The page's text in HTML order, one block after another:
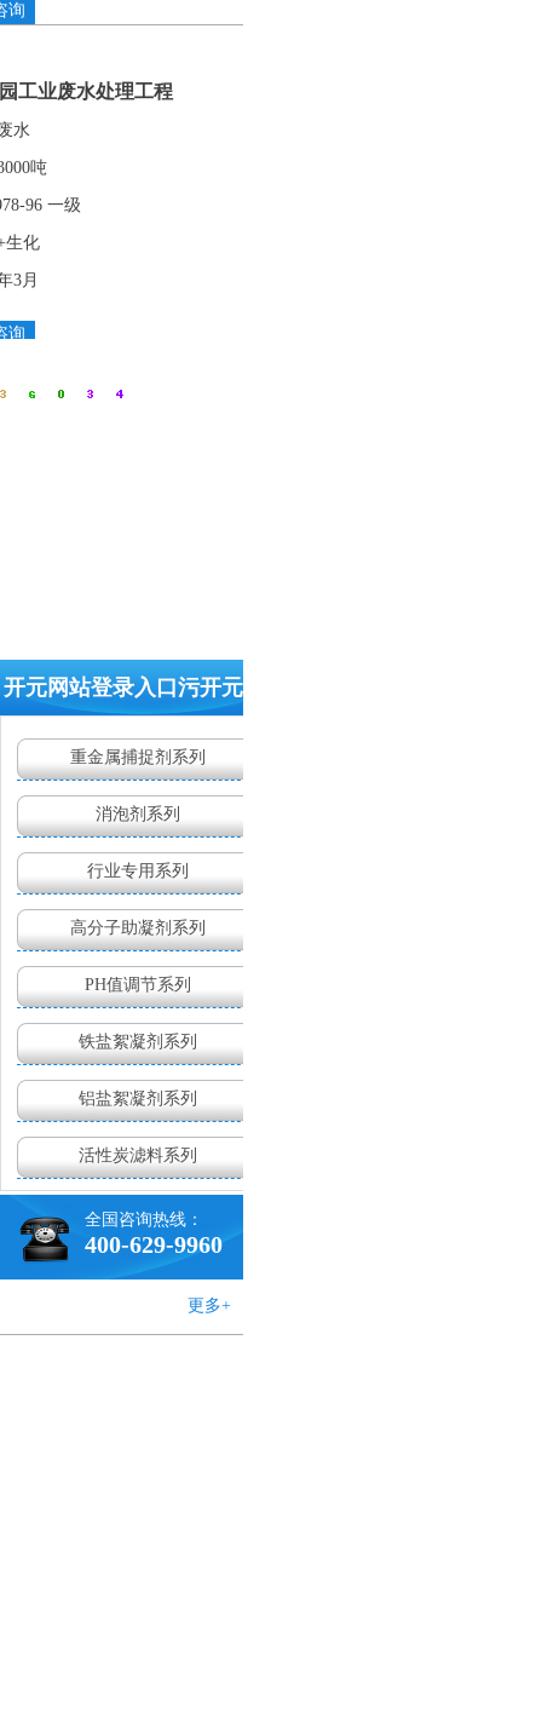
询
工业废水处理工程
水
吨
96 一级
生化
3月
询
开元网站登录入口污开元(中
国)
重金属捕捉剂系列
消泡剂系列
行业专用系列
高分子助凝剂系列
PH值调节系列
铁盐絮凝剂系列
铝盐絮凝剂系列
活性炭滤料系列
全国咨询热线：
400-629-9960
更多+